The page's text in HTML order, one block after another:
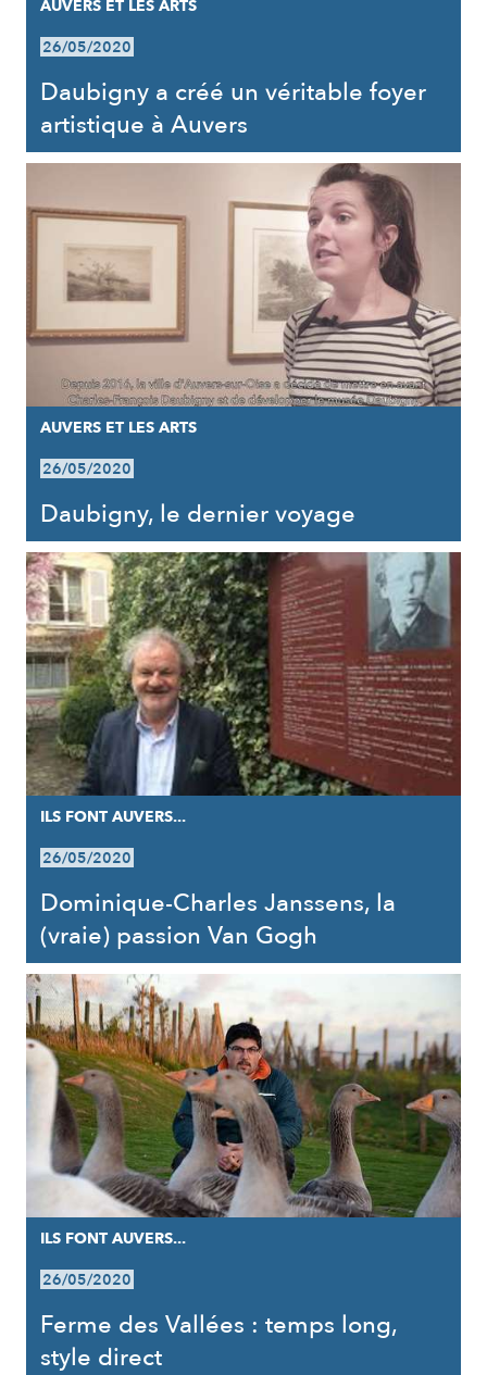
AUVERS ET LES ARTS
26/05/2020
Daubigny a créé un véritable foyer
artistique à Auvers
AUVERS ET LES ARTS
26/05/2020
Daubigny, le dernier voyage
ILS FONT AUVERS...
26/05/2020
Dominique-Charles Janssens, la
(vraie) passion Van Gogh
ILS FONT AUVERS...
26/05/2020
Ferme des Vallées : temps long,
style direct